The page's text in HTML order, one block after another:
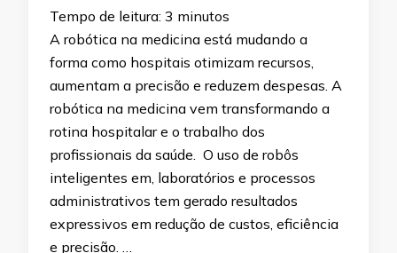
Tempo de leitura: 3 minutos
A robótica na medicina está mudando a
forma como hospitais otimizam recursos,
aumentam a precisão e reduzem despesas. A
robótica na medicina vem transformando a
rotina hospitalar e o trabalho dos
profissionais da saúde. O uso de robôs
inteligentes em, laboratórios e processos
administrativos tem gerado resultados
expressivos em redução de custos, eficiência
e precisão. …